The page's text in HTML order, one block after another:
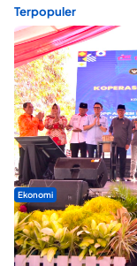
Terpopuler
Ekonomi
Seminar di Ternate,
Kopdes Merah Putih